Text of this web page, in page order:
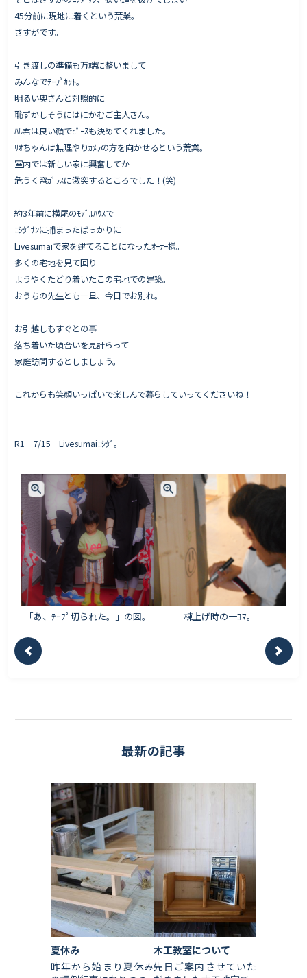
スタッフ紹介
会社概要
45分前に現地に着くという荒業。
さすがです。
引き渡しの準備も万端に整いまして
みんなでﾃｰﾌﾟｶｯﾄ。
明るい奥さんと対照的に
恥ずかしそうにはにかむご主人さん。
ﾊﾙ君は良い顔でﾋﾟｰｽも決めてくれました。
ﾘｵちゃんは無理やりｶﾒﾗの方を向かせるという荒業。
室内では新しい家に興奮してか
危うく窓ｶﾞﾗｽに激突するところでした！(笑)
約3年前に横尾のﾓﾃﾞﾙﾊｳｽで
ﾆｼﾀﾞｻﾝに捕まったばっかりに
Livesumaiで家を建てることになったｵｰﾅｰ様。
多くの宅地を見て回り
ようやくたどり着いたこの宅地での建築。
おうちの先生とも一旦、今日でお別れ。
お引越しもすぐとの事
落ち着いた頃合いを見計らって
家庭訪問するとしましょう。
これからも笑顔いっぱいで楽しんで暮らしていってくださいね！
R1 7/15 Livesumaiﾆｼﾀﾞ。
「あ、ﾃｰﾌﾟ切られた。」の図。 棟上げ時の一ｺﾏ。
最新の記事
夏休み
昨年から始まり夏休み
木工教室について
先日ご案内させていた